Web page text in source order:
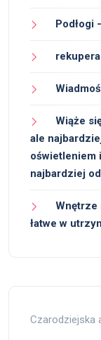
Podłogi
Wiąże
ale
oświetleniem
najbardziej
Wnętrze
łatwe w
Czarodziejska